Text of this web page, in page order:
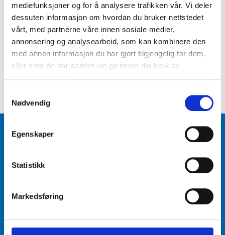
mediefunksjoner og for å analysere trafikken vår. Vi deler
dessuten informasjon om hvordan du bruker nettstedet
vårt, med partnerne våre innen sosiale medier,
annonsering og analysearbeid, som kan kombinere den
med annen informasjon du har gjort tilgjengelig for dem,
eller som de har samlet inn gjennom din bruk av
Nødvendig
Egenskaper
Statistikk
Markedsføring
479,-
Skumsprøyte
Art.nr.. 37-4519
79 90
Skumvask, 2 liter
Art.nr.. 36-1927